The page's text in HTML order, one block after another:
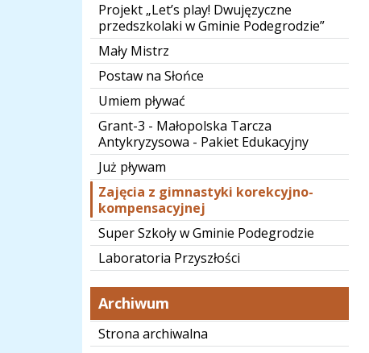
Projekt „Let’s play! Dwujęzyczne
przedszkolaki w Gminie Podegrodzie”
Mały Mistrz
Postaw na Słońce
Umiem pływać
Grant-3 - Małopolska Tarcza
Antykryzysowa - Pakiet Edukacyjny
Już pływam
Zajęcia z gimnastyki korekcyjno-
kompensacyjnej
Super Szkoły w Gminie Podegrodzie
Laboratoria Przyszłości
Archiwum
Strona archiwalna